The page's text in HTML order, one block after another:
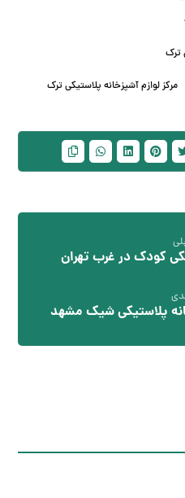
ترک
مرکز لوازم آشپزخانه پلاستیکی ترک
کودک در غرب تهران
پلاستیکی شیک مشهد